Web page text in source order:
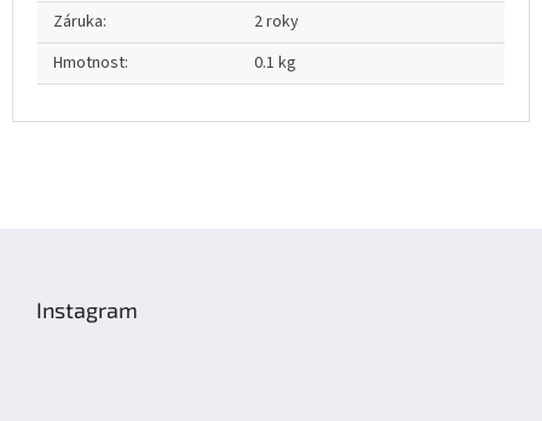
Záruka:
2 roky
Hmotnost: 0.1 kg
Instagram